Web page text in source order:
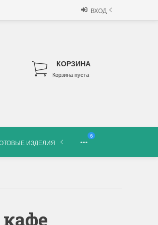
ВХОД
КОРЗИНА
Корзина пуста
ИЗДЕЛИЯ
6